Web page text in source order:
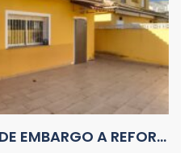
CASA PROCEDENTE DE EMBARGO A REFORMAR CALA FINESTRAT